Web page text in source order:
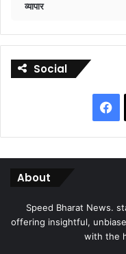
व्यापार
Social
About
Speed Bharat News.
offering insightful,
with the